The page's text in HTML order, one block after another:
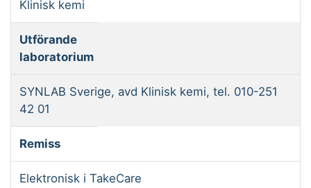
Klinisk kemi
Utförande
laboratorium
SYNLAB Sverige, avd Klinisk kemi, tel. 010-251
42 01
Remiss
Elektronisk i TakeCare